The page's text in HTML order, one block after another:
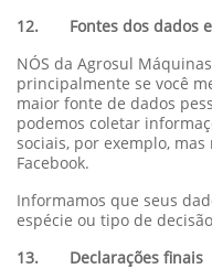
12. Fontes dos dados e
NÓS da Agrosul
principalmente se você
maior fonte de dados
podemos coletar
sociais, por exemplo,
Facebook.
Informamos que seus
espécie ou tipo de
13. Declarações finais